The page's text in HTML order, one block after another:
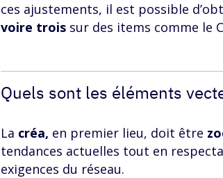
ces ajustements, il est possible
voire trois sur des items comme le
Quels sont les éléments
La créa, en premier lieu, doit être
tendances actuelles tout en
exigences du réseau.